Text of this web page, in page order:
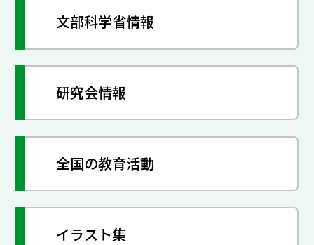
文部科学省情報
研究会情報
全国の教育活動
イラスト集